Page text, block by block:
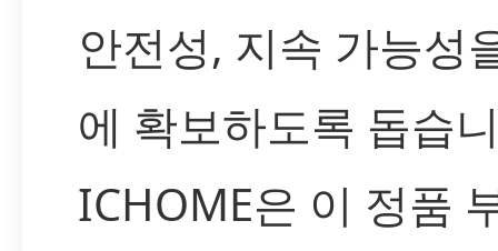
안전성, 지속 가능성
에 확보하도록 돕습
ICHOME은 이 정품